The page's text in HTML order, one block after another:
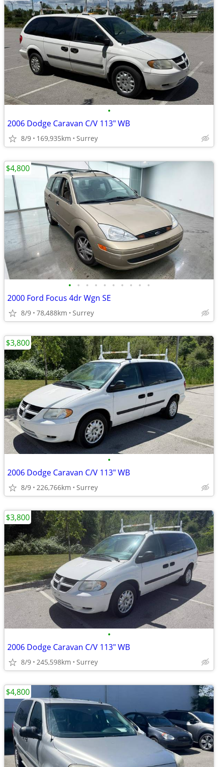
•
2006 Dodge Caravan C/V 113" WB
8/9 169,935km Surrey
• • • • • • • • • •
2000 Ford Focus 4dr Wgn SE
8/9 78,488km Surrey
$4,800
•
2006 Dodge Caravan C/V 113" WB
8/9 226,766km Surrey
$3,800
•
2006 Dodge Caravan C/V 113" WB
8/9 245,598km Surrey
$3,800
$4,800